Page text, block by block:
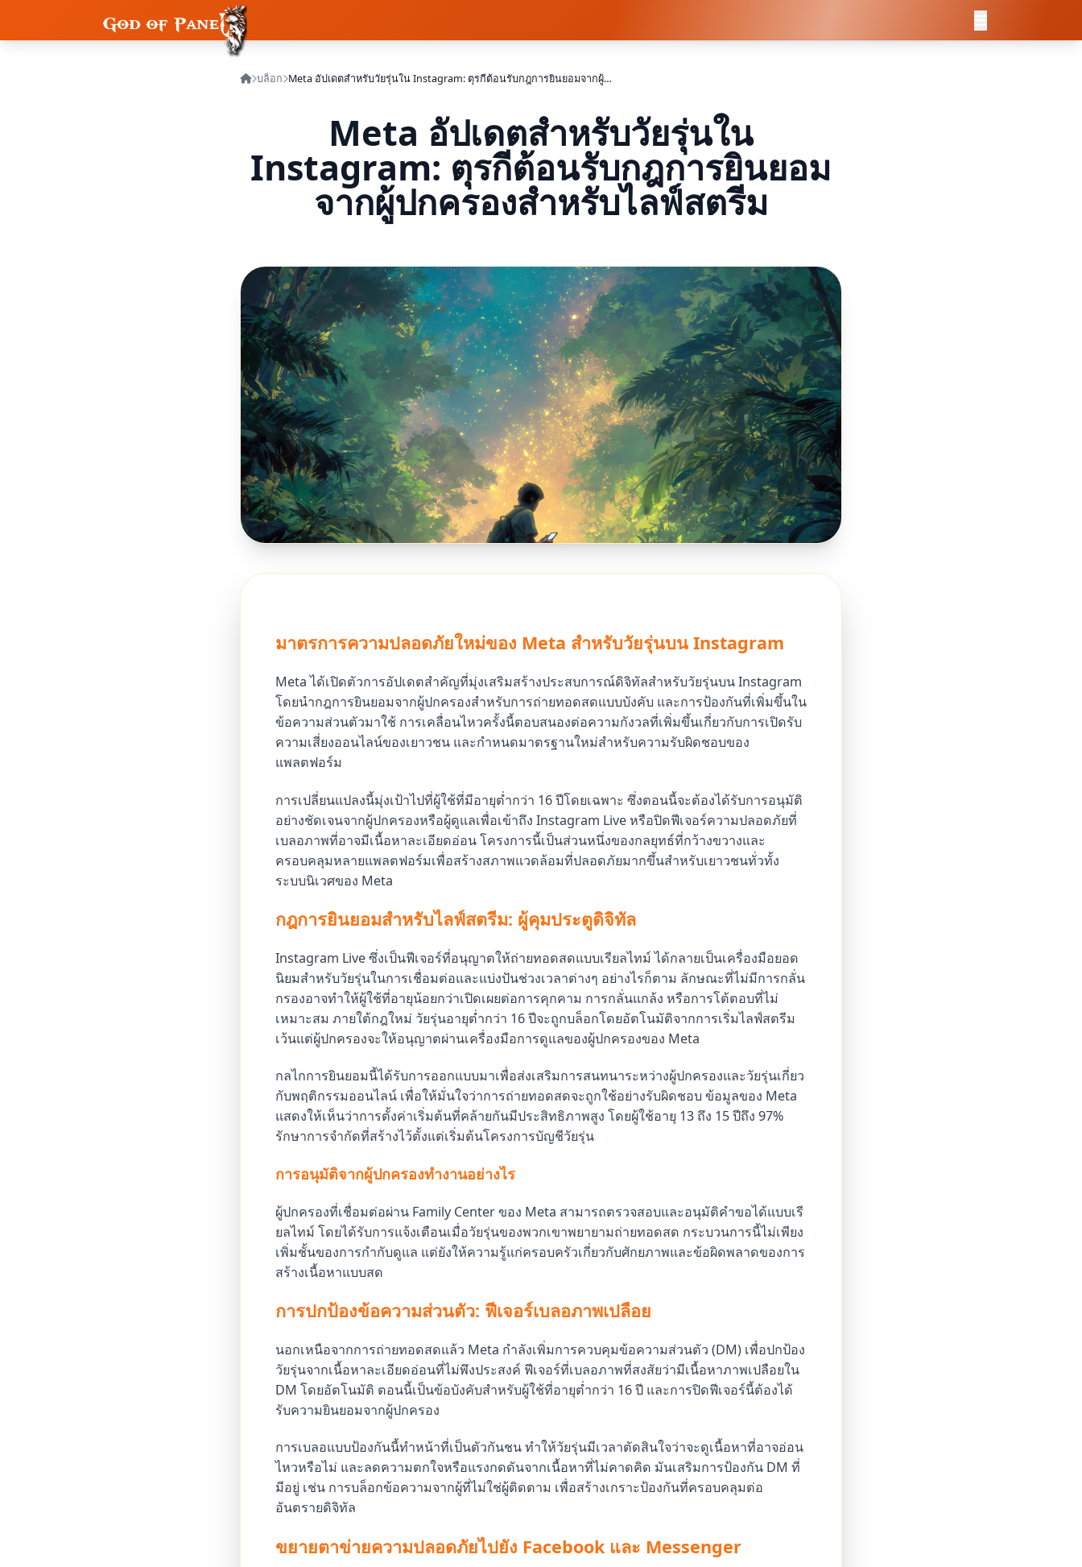
บล็อก Meta อัปเดตสำหรับวัยรุ่นใน Instagram: ตุรกีต้อนรับกฎการยินยอมจากผู้ปกครองสำหรับไลฟ์สตรีม
Meta อัปเดตสำหรับวัยรุ่นใน
Instagram: ตุรกีต้อนรับกฎการยินยอม
จากผู้ปกครองสำหรับไลฟ์สตรีม
มาตรการความปลอดภัยใหม่ของ Meta สำหรับวัยรุ่นบน Instagram
Meta ได้เปิดตัวการอัปเดตสำคัญที่มุ่งเสริมสร้างประสบการณ์ดิจิทัลสำหรับวัยรุ่นบน Instagram
โดยนำกฎการยินยอมจากผู้ปกครองสำหรับการถ่ายทอดสดแบบบังคับ และการป้องกันที่เพิ่มขึ้นใน
ข้อความส่วนตัวมาใช้ การเคลื่อนไหวครั้งนี้ตอบสนองต่อความกังวลที่เพิ่มขึ้นเกี่ยวกับการเปิดรับ
ความเสี่ยงออนไลน์ของเยาวชน และกำหนดมาตรฐานใหม่สำหรับความรับผิดชอบของ
แพลตฟอร์ม
การเปลี่ยนแปลงนี้มุ่งเป้าไปที่ผู้ใช้ที่มีอายุต่ำกว่า 16 ปีโดยเฉพาะ ซึ่งตอนนี้จะต้องได้รับการอนุมัติ
อย่างชัดเจนจากผู้ปกครองหรือผู้ดูแลเพื่อเข้าถึง Instagram Live หรือปิดฟีเจอร์ความปลอดภัยที่
เบลอภาพที่อาจมีเนื้อหาละเอียดอ่อน โครงการนี้เป็นส่วนหนึ่งของกลยุทธ์ที่กว้างขวางและ
ครอบคลุมหลายแพลตฟอร์มเพื่อสร้างสภาพแวดล้อมที่ปลอดภัยมากขึ้นสำหรับเยาวชนทั่วทั้ง
ระบบนิเวศของ Meta
กฎการยินยอมสำหรับไลฟ์สตรีม: ผู้คุมประตูดิจิทัล
Instagram Live ซึ่งเป็นฟีเจอร์ที่อนุญาตให้ถ่ายทอดสดแบบเรียลไทม์ ได้กลายเป็นเครื่องมือยอด
นิยมสำหรับวัยรุ่นในการเชื่อมต่อและแบ่งปันช่วงเวลาต่างๆ อย่างไรก็ตาม ลักษณะที่ไม่มีการกลั่น
กรองอาจทำให้ผู้ใช้ที่อายุน้อยกว่าเปิดเผยต่อการคุกคาม การกลั่นแกล้ง หรือการโต้ตอบที่ไม่
เหมาะสม ภายใต้กฎใหม่ วัยรุ่นอายุต่ำกว่า 16 ปีจะถูกบล็อกโดยอัตโนมัติจากการเริ่มไลฟ์สตรีม
เว้นแต่ผู้ปกครองจะให้อนุญาตผ่านเครื่องมือการดูแลของผู้ปกครองของ Meta
กลไกการยินยอมนี้ได้รับการออกแบบมาเพื่อส่งเสริมการสนทนาระหว่างผู้ปกครองและวัยรุ่นเกี่ยว
กับพฤติกรรมออนไลน์ เพื่อให้มั่นใจว่าการถ่ายทอดสดจะถูกใช้อย่างรับผิดชอบ ข้อมูลของ Meta
แสดงให้เห็นว่าการตั้งค่าเริ่มต้นที่คล้ายกันมีประสิทธิภาพสูง โดยผู้ใช้อายุ 13 ถึง 15 ปีถึง 97%
รักษาการจำกัดที่สร้างไว้ตั้งแต่เริ่มต้นโครงการบัญชีวัยรุ่น
การอนุมัติจากผู้ปกครองทำงานอย่างไร
ผู้ปกครองที่เชื่อมต่อผ่าน Family Center ของ Meta สามารถตรวจสอบและอนุมัติคำขอได้แบบเรี
ยลไทม์ โดยได้รับการแจ้งเตือนเมื่อวัยรุ่นของพวกเขาพยายามถ่ายทอดสด กระบวนการนี้ไม่เพียง
เพิ่มชั้นของการกำกับดูแล แต่ยังให้ความรู้แก่ครอบครัวเกี่ยวกับศักยภาพและข้อผิดพลาดของการ
สร้างเนื้อหาแบบสด
การปกป้องข้อความส่วนตัว: ฟีเจอร์เบลอภาพเปลือย
นอกเหนือจากการถ่ายทอดสดแล้ว Meta กำลังเพิ่มการควบคุมข้อความส่วนตัว (DM) เพื่อปกป้อง
วัยรุ่นจากเนื้อหาละเอียดอ่อนที่ไม่พึงประสงค์ ฟีเจอร์ที่เบลอภาพที่สงสัยว่ามีเนื้อหาภาพเปลือยใน
DM โดยอัตโนมัติ ตอนนี้เป็นข้อบังคับสำหรับผู้ใช้ที่อายุต่ำกว่า 16 ปี และการปิดฟีเจอร์นี้ต้องได้
รับความยินยอมจากผู้ปกครอง
การเบลอแบบป้องกันนี้ทำหน้าที่เป็นตัวกันชน ทำให้วัยรุ่นมีเวลาตัดสินใจว่าจะดูเนื้อหาที่อาจอ่อน
ไหวหรือไม่ และลดความตกใจหรือแรงกดดันจากเนื้อหาที่ไม่คาดคิด มันเสริมการป้องกัน DM ที่
มีอยู่ เช่น การบล็อกข้อความจากผู้ที่ไม่ใช่ผู้ติดตาม เพื่อสร้างเกราะป้องกันที่ครอบคลุมต่อ
อันตรายดิจิทัล
ขยายตาข่ายความปลอดภัยไปยัง Facebook และ Messenger